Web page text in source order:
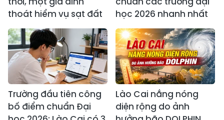
thoát hiểm vụ sạt đất
học 2026 nhanh nhất
Trường đầu tiên công
bố điểm chuẩn Đại
Lào Cai nắng nóng
diện rộng do ảnh